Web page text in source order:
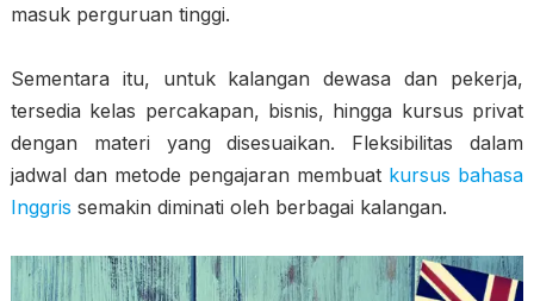
masuk perguruan tinggi.
Sementara itu, untuk kalangan dewasa dan pekerja,
tersedia kelas percakapan, bisnis, hingga kursus privat
dengan materi yang disesuaikan. Fleksibilitas dalam
jadwal dan metode pengajaran membuat kursus bahasa
Inggris semakin diminati oleh berbagai kalangan.